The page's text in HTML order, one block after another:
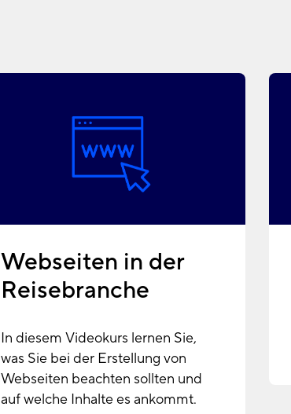
Webseiten in der
Reisebranche
In diesem Videokurs lernen Sie,
was Sie bei der Erstellung von
Webseiten beachten sollten und
auf welche Inhalte es ankommt.